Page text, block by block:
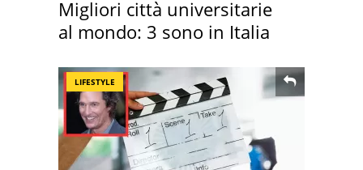
Migliori città universitarie
al mondo: 3 sono in Italia
LIFESTYLE